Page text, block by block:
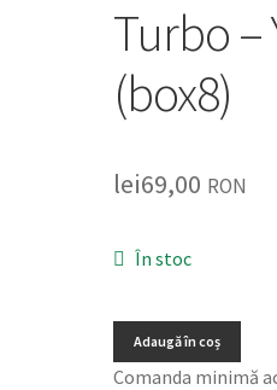
Turbo –
(box8)
lei69,00 RON
În stoc
Adaugă în coș
Comanda minimă